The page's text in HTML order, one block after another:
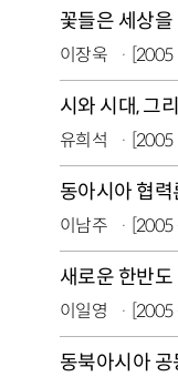
꽃들은 세상을
이장욱
시와 시대, 그
유희석
동아시아 협
이남주
새로운 한반
이일영
동북아시아 공